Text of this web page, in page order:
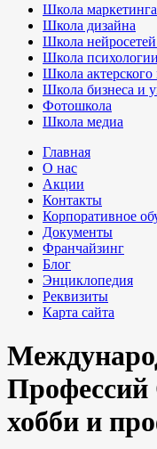
Школа
Школа дизайна
Школа
Школа психологии
Школа актерского
Школа бизнеса и
Фотошкола
Школа медиа
Главная
О нас
Акции
Контакты
Корпоративное
Документы
Франчайзинг
Блог
Энциклопедия
Реквизиты
Карта сайта
Профессий
хобби и